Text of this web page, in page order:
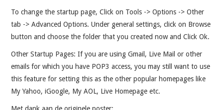
To change the startup page, Click on Tools -> Options -> Other
tab -> Advanced Options. Under general settings, click on Browse
button and choose the folder that you created now and Click Ok.
Other Startup Pages: If you are using Gmail, Live Mail or other
emails for which you have POP3 access, you may still want to use
this feature for setting this as the other popular homepages like
My Yahoo, iGoogle, My AOL, Live Homepage etc.
Met dank aan de originele poster: